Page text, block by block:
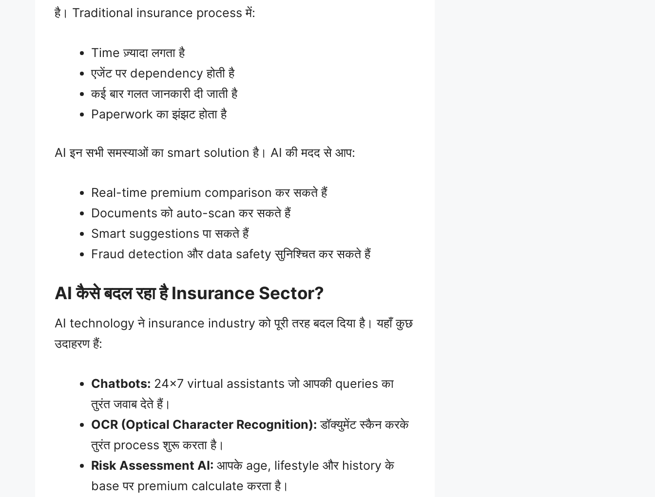
है। Traditional insurance process में:
Time ज़्यादा लगता है
एजेंट पर dependency होती है
कई बार गलत जानकारी दी जाती है
Paperwork का झंझट होता है
AI इन सभी समस्याओं का smart solution है। AI की मदद से आप:
Real-time premium comparison कर सकते हैं
Documents को auto-scan कर सकते हैं
Smart suggestions पा सकते हैं
Fraud detection और data safety सुनिश्चित कर सकते हैं
AI कैसे बदल रहा है Insurance Sector?
AI technology ने insurance industry को पूरी तरह बदल दिया है। यहाँ कुछ
उदाहरण हैं:
Chatbots: 24×7 virtual assistants जो आपकी queries का
तुरंत जवाब देते हैं।
OCR (Optical Character Recognition): डॉक्युमेंट स्कैन करके
तुरंत process शुरू करता है।
Risk Assessment AI: आपके age, lifestyle और history के
base पर premium calculate करता है।